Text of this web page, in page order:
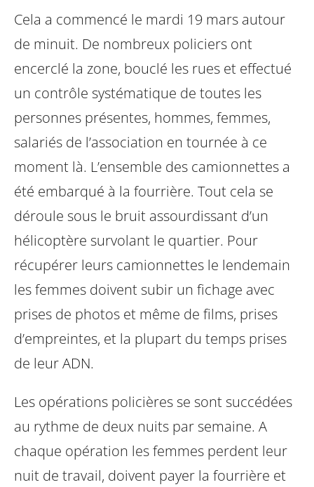
Cela a commencé le mardi 19 mars autour
de minuit. De nombreux policiers ont
encerclé la zone, bouclé les rues et effectué
un contrôle systématique de toutes les
personnes présentes, hommes, femmes,
salariés de l’association en tournée à ce
moment là. L’ensemble des camionnettes a
été embarqué à la fourrière. Tout cela se
déroule sous le bruit assourdissant d’un
hélicoptère survolant le quartier. Pour
récupérer leurs camionnettes le lendemain
les femmes doivent subir un fichage avec
prises de photos et même de films, prises
d’empreintes, et la plupart du temps prises
de leur ADN.
Les opérations policières se sont succédées
au rythme de deux nuits par semaine. A
chaque opération les femmes perdent leur
nuit de travail, doivent payer la fourrière et